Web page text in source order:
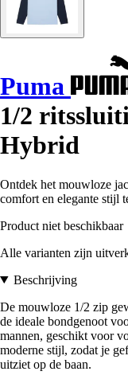
Puma
1/2
Hybrid
Ontdek het mouwloze
comfort en elegante stijl
Product niet beschikbaar
Alle varianten zijn
Beschrijving
De mouwloze 1/2 zip
de ideale bondgenoot
mannen, geschikt voor
moderne stijl, zodat je
uitziet op de baan.